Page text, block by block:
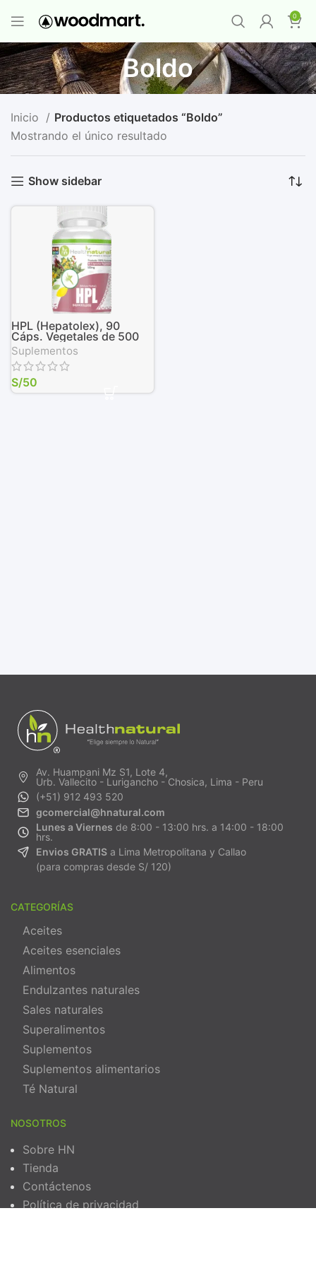
0
Boldo
Inicio
Productos etiquetados “Boldo”
Mostrando el único resultado
Show sidebar
HPL (Hepatolex), 90
Cáps. Vegetales de 500
mg
Suplementos
S/50
Av. Huampani Mz S1, Lote 4,
Urb. Vallecito - Lurigancho - Chosica, Lima - Peru
(+51) 912 493 520
gcomercial@hnatural.com
Lunes a Viernes de 8:00 - 13:00 hrs. a 14:00 - 18:00
hrs.
Envios GRATIS a Lima Metropolitana y Callao
(para compras desde S/ 120)
CATEGORÍAS
Aceites
Aceites esenciales
Alimentos
Endulzantes naturales
Sales naturales
Superalimentos
Suplementos
Suplementos alimentarios
Té Natural
NOSOTROS
Sobre HN
Tienda
Contáctenos
Política de privacidad
Premium-Compra 12 unidades y llévate 1
GRATIS ¡LO QUIERO YA